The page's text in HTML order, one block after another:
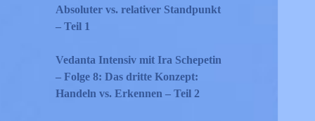
Absoluter vs. relativer Standpunkt
– Teil 1
Vedanta Intensiv mit Ira Schepetin
– Folge 8: Das dritte Konzept:
Handeln vs. Erkennen – Teil 2